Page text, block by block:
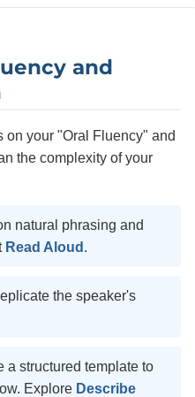
and
on your "Oral Fluency" and
the complexity of your
natural phrasing and
Read Aloud .
the speaker's
a structured template to
Explore Describe